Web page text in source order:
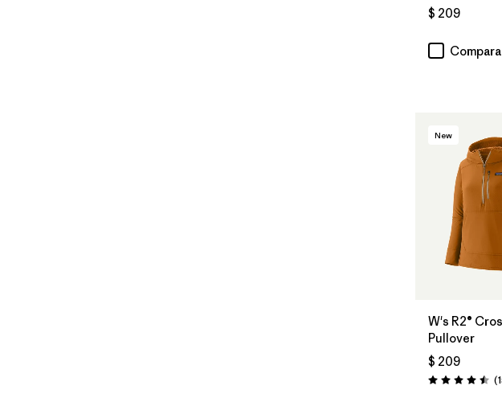
$ 209
Compara
New
W's R2®
Pullover
$ 209
Valoración: 4.5